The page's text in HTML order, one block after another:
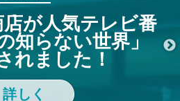
が人気テレビ番
知らない世界」
れました！